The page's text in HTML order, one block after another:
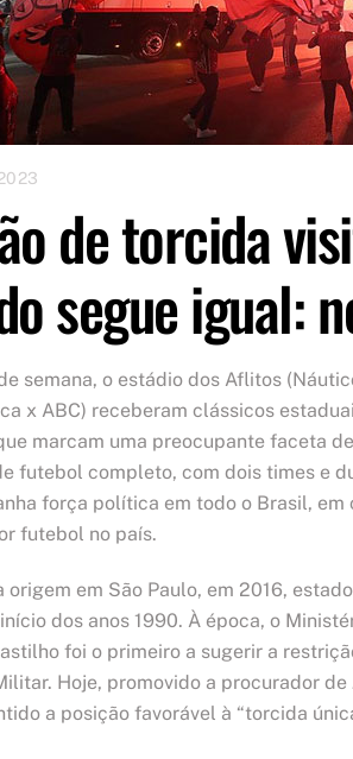
de torcida
segue igual:
semana, o estádio dos Aflitos
x ABC) receberam clássicos
marcam uma preocupante faceta
futebol completo, com dois times e
força política em todo o Brasil,
futebol no país.
origem em São Paulo, em 2016,
dos anos 1990. À época, o
foi o primeiro a sugerir a
Hoje, promovido a procurador
a posição favorável à “torcida